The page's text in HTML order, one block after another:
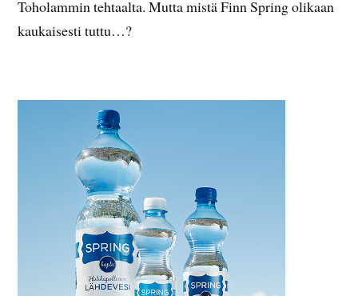
Toholammin tehtaalta. Mutta mistä Finn Spring olikaan
kaukaisesti tuttu…?